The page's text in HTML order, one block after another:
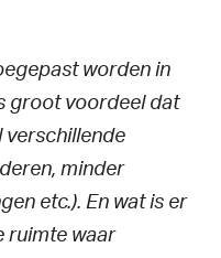
worden in
groot voordeel dat
verschillende
minder
etc.). En wat is er
ruimte waar